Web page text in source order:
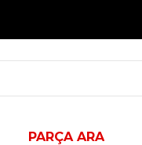
PARÇA ARA